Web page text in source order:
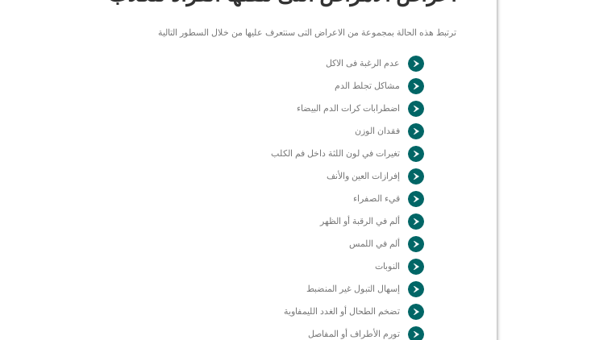
ترتبط هذه الحالة بمجموعة من الاعراض التى سنتعرف عليها من خلال السطور التالية
عدم الرغبة فى الاكل
مشاكل تجلط الدم
اضطرابات كرات الدم البيضاء
فقدان الوزن
تغيرات في لون اللثة داخل فم الكلب
إفرازات العين والأنف
قيء الصفراء
ألم في الرقبة أو الظهر
ألم في اللمس
النوبات
إسهال التبول غير المنضبط
تضخم الطحال أو الغدد الليمفاوية
تورم الأطراف أو المفاصل